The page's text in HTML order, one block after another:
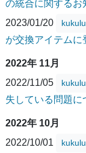
の統合に関するお
2023/01/20
が交換アイテムに
2022年 11月
2022/11/05
失している問題に
2022年 10月
2022/10/01